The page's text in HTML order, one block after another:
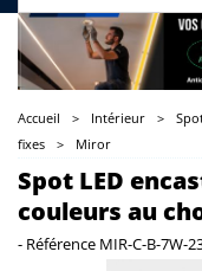
Accueil > Intérieur >
fixes
> Miror
Spot LED
couleurs au
- Référence MIR-C-B-7W-